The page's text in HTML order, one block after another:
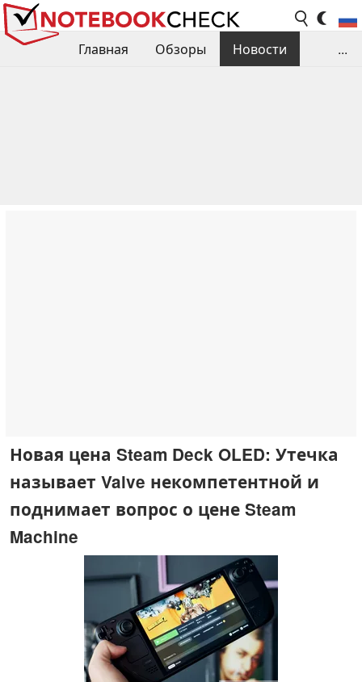
Главная Обзоры
Новости
...
Новая цена Steam Deck OLED: Утечка
называет Valve некомпетентной и
поднимает вопрос о цене Steam
Machine